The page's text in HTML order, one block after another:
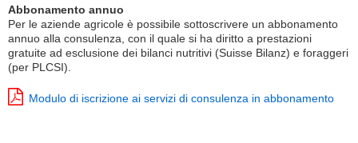
Abbonamento annuo
Per le aziende agricole è possibile sottoscrivere un abbonamento
annuo alla consulenza, con il quale si ha diritto a prestazioni
gratuite ad esclusione dei bilanci nutritivi (Suisse Bilanz) e foraggeri
(per PLCSI).
Modulo di iscrizione ai servizi di consulenza in abbonamento